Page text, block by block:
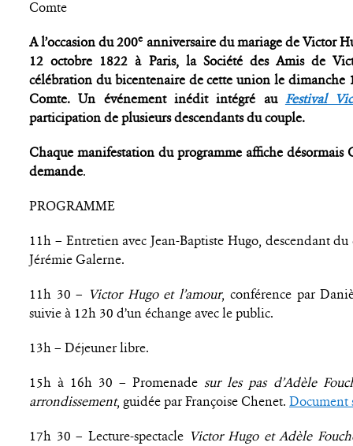
Comte
A l’occasion du 200e anniversaire du mariage de Victor
12 octobre 1822 à Paris, la Société des Amis de
célébration du bicentenaire de cette union le dimanche
Comte. Un événement inédit intégré au Festival
participation de plusieurs descendants du couple.
Chaque manifestation du programme affiche désormais
demande.
PROGRAMME
11h – Entretien avec Jean-Baptiste Hugo, descendant
Jérémie Galerne.
11h 30 – Victor Hugo et l’amour, conférence par
suivie à 12h 30 d’un échange avec le public.
13h – Déjeuner libre.
15h à 16h 30 – Promenadesur les pas d’Adèle
arrondissement, guidée par Françoise Chenet. Document
17h 30 – Lecture-spectacle Victor Hugo et Adèle